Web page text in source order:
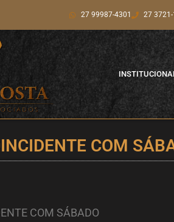
27 99987-4301 27
COM
COM SÁBADO